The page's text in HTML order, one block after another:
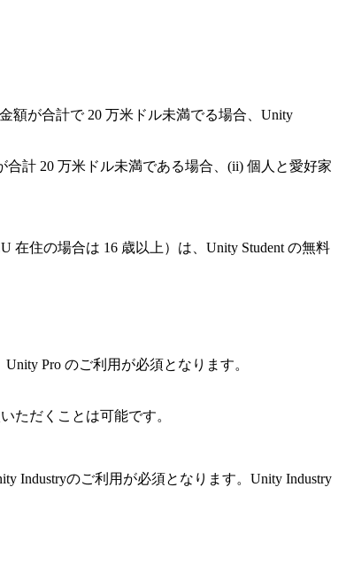
額が合計で 20 万米ドル未満でる場合、Unity
計 20 万米ドル未満である場合、(ii) 個人と愛好家
住の場合は 16 歳以上）は、Unity Student の無料
Pro のご利用が必須となります。
ただくことは可能です。
Industryのご利用が必須となります。Unity Industry